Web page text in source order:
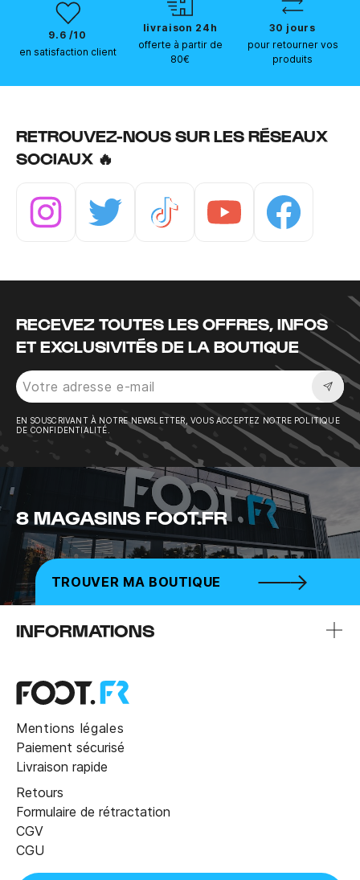
9.6 /10
en satisfaction client
livraison 24h
offerte à partir de
80€
30 jours
pour retourner vos
produits
RETROUVEZ-NOUS SUR LES RÉSEAUX
SOCIAUX 🔥
RECEVEZ TOUTES LES OFFRES, INFOS
ET EXCLUSIVITÉS DE LA BOUTIQUE
EN SOUSCRIVANT À NOTRE NEWSLETTER, VOUS ACCEPTEZ NOTRE POLITIQUE
DE CONFIDENTIALITÉ.
8 MAGASINS FOOT.FR
TROUVER MA BOUTIQUE
INFORMATIONS
Mentions légales
Paiement sécurisé
Livraison rapide
Retours
Formulaire de rétractation
CGV
CGU